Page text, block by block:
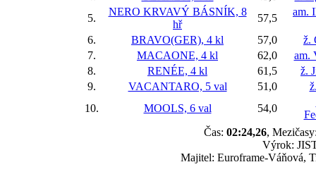
5.
NERO KRVAVÝ BÁSNÍK, 8
hř
57,5
am.
6. BRAVO(GER), 4 kl 57,0
ž.
7.
MACAONE, 4 kl 62,0
am.
8.
RENÉE, 4 kl 61,5
ž.
9.
VACANTARO, 5 val 51,0
10.
MOOLS, 6 val 54,0
Čas: 02:24,26,
Výrok:
Majitel: Euroframe-Váňová,